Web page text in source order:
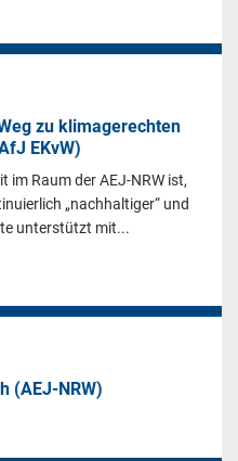
zu klimagerechten
EKvW)
im Raum der AEJ-NRW ist,
„nachhaltiger“ und
unterstützt mit...
(AEJ-NRW)